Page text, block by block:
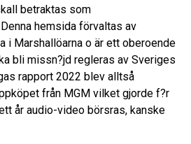
betraktas som
hemsida förvaltas av
i Marshallöarna o är ett oberoende
bli missn?jd regleras av Sveriges
rapport 2022 blev alltså
från MGM vilket gjorde f?r
år audio-video börsras, kanske